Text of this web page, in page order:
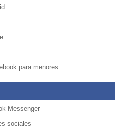
para menores
Messenger
sociales